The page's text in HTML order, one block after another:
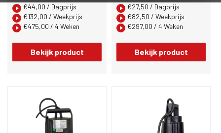
€44,00 / Dagprijs
€132,00 / Weekprijs
€475,00 / 4 Weken
Bekijk product
€27,50 / Dagprijs
€82,50 / Weekprijs
€297,00 / 4 Weken
Bekijk product